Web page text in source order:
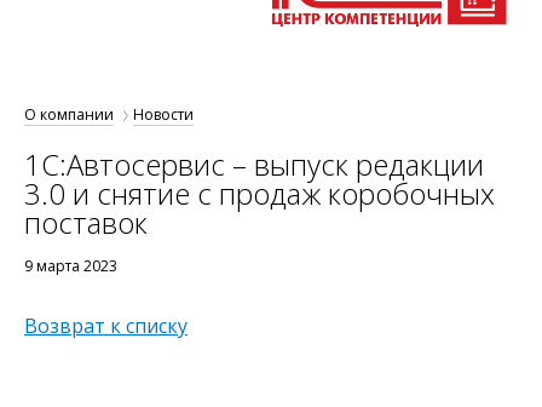
О компании Новости
1С:Автосервис – выпуск редакции
3.0 и снятие с продаж коробочных
поставок
9 марта 2023
Возврат к списку